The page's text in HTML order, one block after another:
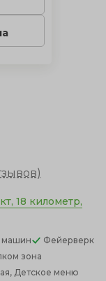
)
18 километр,
машин
Фейерверк
зона
Детское меню